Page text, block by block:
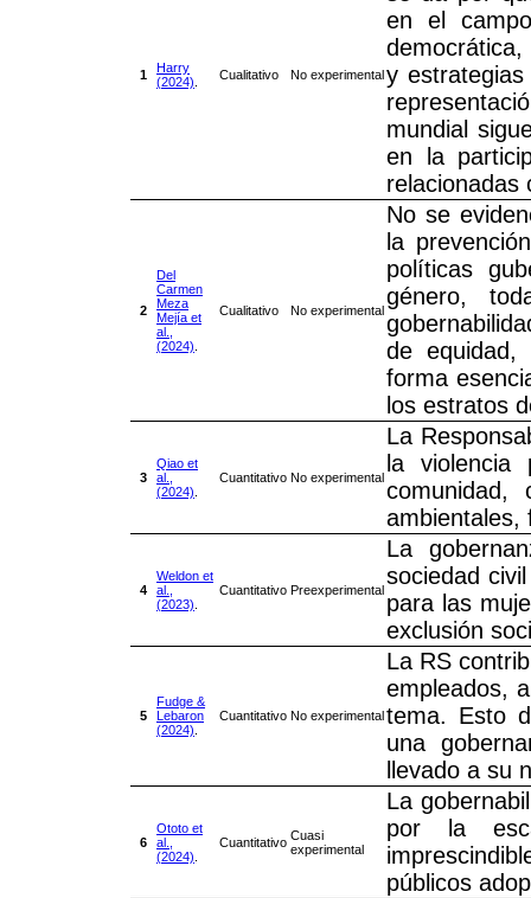
1
Harry
(2024)
Cualitativo No experimental
en el
y
mundial
en la
relacionadas
2
Del
Carmen
Meza
Mejía et
al.,
(2024)
Cualitativo No experimental
No se
la
políticas
género,
de equidad,
forma
los estratos
3
Qiao et
al.,
(2024)
Cuantitativo No experimental
La
la violencia
comunidad,
ambientales,
4
Weldon et
al.,
(2023)
Cuantitativo Preexperimental
La
sociedad
para las
exclusión
5
Fudge &
Lebaron
(2024)
Cuantitativo No experimental
La RS
empleados,
tema. Esto
una
llevado a su
6
Ototo et
al.,
(2024)
Cuantitativo Cuasi
experimental
La
por la
públicos